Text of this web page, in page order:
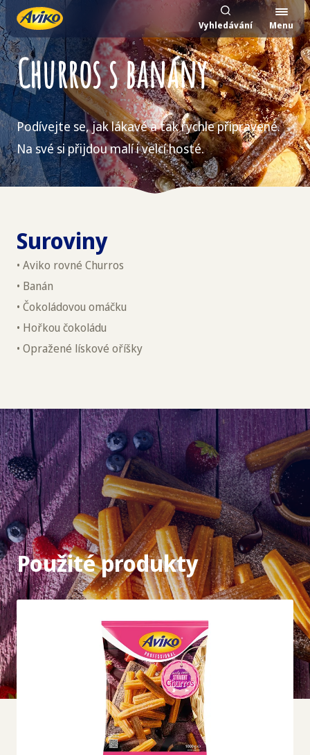
Vyhledávání Menu
Churros s banány
Podívejte se, jak lákavé a tak rychle připravené.
Na své si přijdou malí i velcí hosté.
Suroviny
• Aviko rovné Churros
• Banán
• Čokoládovou omáčku
• Hořkou čokoládu
• Opražené lískové oříšky
Použité produkty